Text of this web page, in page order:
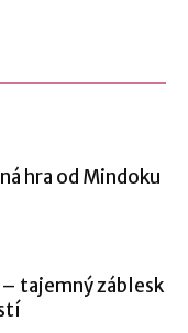
hra od Mindoku
tajemný záblesk